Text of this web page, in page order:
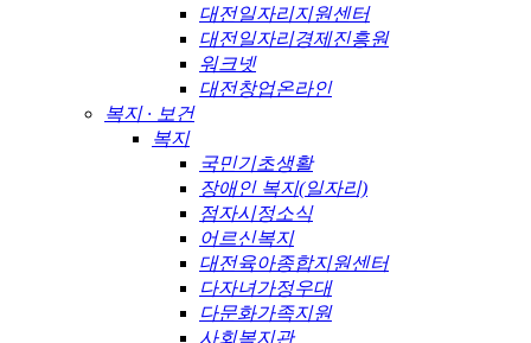
대전일자리지원센터
대전일자리경제진흥원
워크넷
대전창업온라인
복지 · 보건
복지
국민기초생활
장애인 복지(일자리)
점자시정소식
어르신복지
대전육아종합지원센터
다자녀가정우대
다문화가족지원
사회복지관